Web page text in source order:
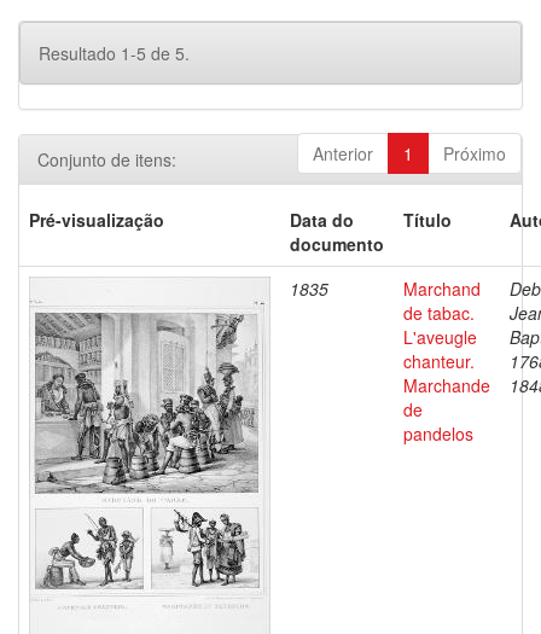
Resultado 1-5 de 5.
Anterior 1 Próximo
Conjunto de itens:
Pré-visualização
Data do
documento
Título
1835
Marchand
de tabac.
L'aveugle
chanteur.
Marchande
de
pandelos